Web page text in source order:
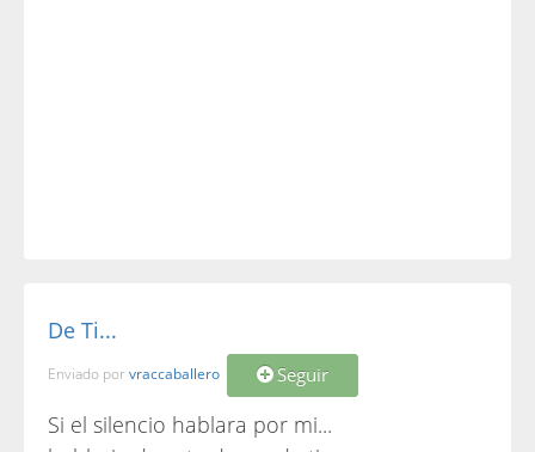
De Ti...
Enviado por vraccaballero Seguir
Si el silencio hablara por mi...